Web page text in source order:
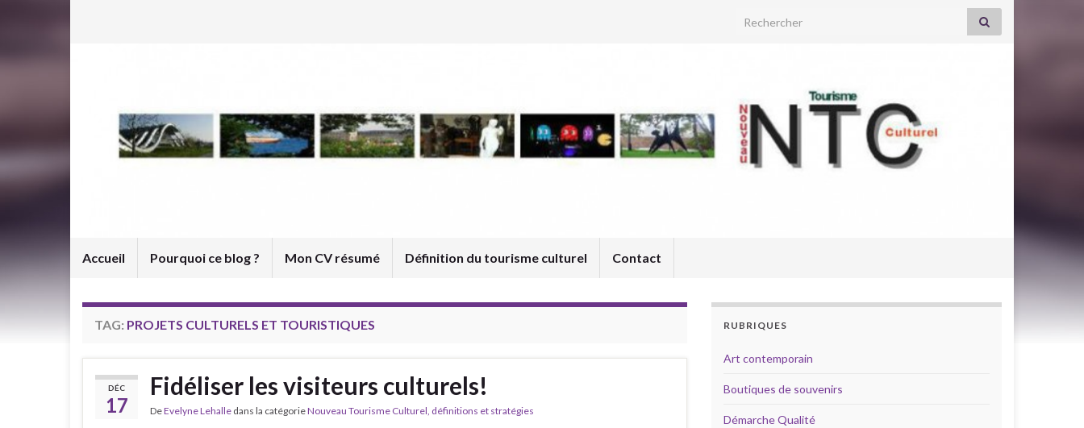
Search for:
Accueil Pourquoi ce blog ? Mon CV résumé Définition du tourisme culturel Contact
TAG: PROJETS CULTURELS ET TOURISTIQUES
DÉC
17
Fidéliser les visiteurs culturels!
DeEvelyne Lehalle dans la catégorieNouveau Tourisme Culturel, définitions et stratégies
RUBRIQUES
Art contemporain
Boutiques de souvenirs
Démarche Qualité